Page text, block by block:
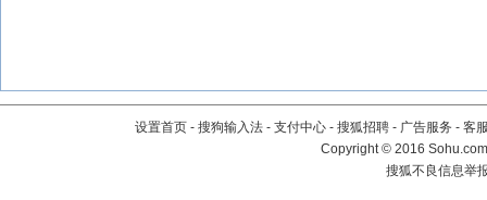
设置首页 - 搜狗输入法 - 支付中心 - 搜狐招聘 - 广告服务 - 客
Copyright©2016
搜狐不良信息举